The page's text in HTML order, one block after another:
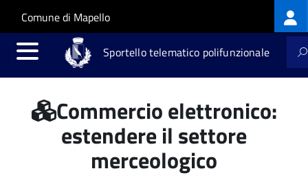
Salta al contenuto principale
Skip to site navigation
Comune di Mapello
Sportello telematico polifunzionale
Commercio elettronico:
estendere il settore
merceologico